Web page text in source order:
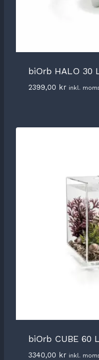
biOrb HALO 30
2399,00 kr inkl.
biOrb CUBE 60
3340,00 kr inkl.